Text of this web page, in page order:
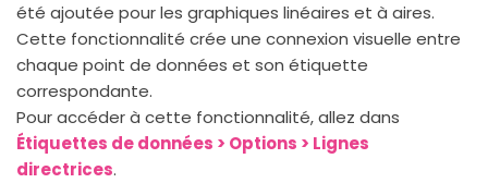
été ajoutée pour les graphiques linéaires et à aires.
Cette fonctionnalité crée une connexion visuelle entre
chaque point de données et son étiquette
correspondante.
Pour accéder à cette fonctionnalité, allez dans
Étiquettes de données > Options > Lignes
directrices.